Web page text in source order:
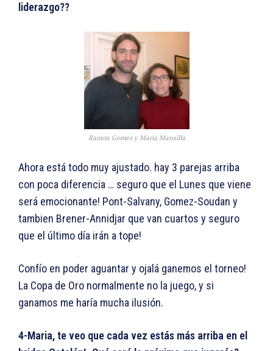
liderazgo??
Ramon Gomez y Maria Mansilla
Ahora está todo muy ajustado. hay 3 parejas arriba
con poca diferencia … seguro que el Lunes que viene
será emocionante! Pont-Salvany, Gomez-Soudan y
tambien Brener-Annidjar que van cuartos y seguro
que el último día irán a tope!
Confío en poder aguantar y ojalá ganemos el torneo!
La Copa de Oro normalmente no la juego, y si
ganamos me haría mucha ilusión.
4-Maria, te veo que cada vez estás más arriba en el